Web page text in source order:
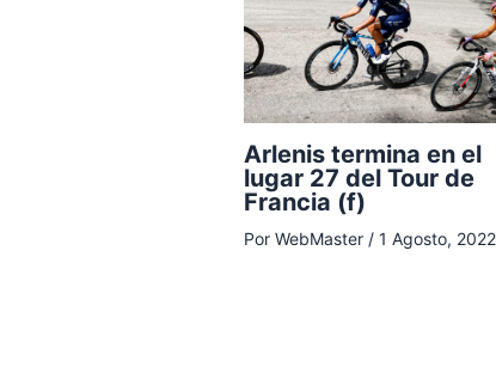
Arlenis termina en el
lugar 27 del Tour de
Francia (f)
Por WebMaster / 1 Agosto, 2022